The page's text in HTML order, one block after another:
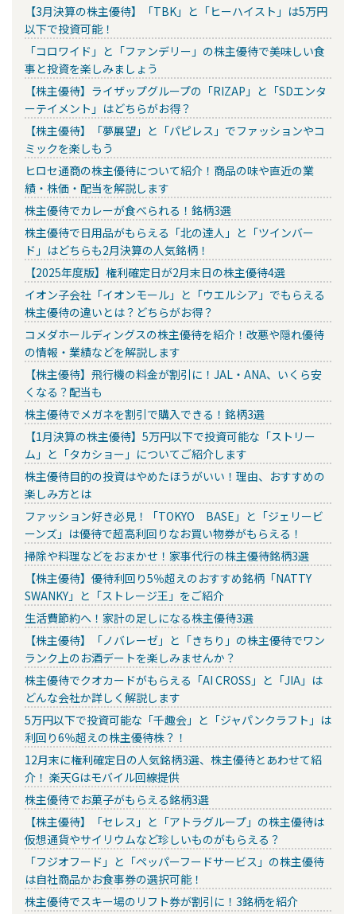
【3月決算の株主優待】「TBK」と「ヒーハイスト」は5万円
以下で投資可能！
「コロワイド」と「ファンデリー」の株主優待で美味しい食
事と投資を楽しみましょう
【株主優待】ライザップグループの「RIZAP」と「SDエンタ
ーテイメント」はどちらがお得？
【株主優待】「夢展望」と「パピレス」でファッションやコ
ミックを楽しもう
ヒロセ通商の株主優待について紹介！商品の味や直近の業
績・株価・配当を解説します
株主優待でカレーが食べられる！銘柄3選
株主優待で日用品がもらえる「北の達人」と「ツインバー
ド」はどちらも2月決算の人気銘柄！
【2025年度版】権利確定日が2月末日の株主優待4選
イオン子会社「イオンモール」と「ウエルシア」でもらえる
株主優待の違いとは？どちらがお得？
コメダホールディングスの株主優待を紹介！改悪や隠れ優待
の情報・業績などを解説します
【株主優待】飛行機の料金が割引に！JAL・ANA、いくら安
くなる？配当も
株主優待でメガネを割引で購入できる！銘柄3選
【1月決算の株主優待】5万円以下で投資可能な「ストリー
ム」と「タカショー」についてご紹介します
株主優待目的の投資はやめたほうがいい！理由、おすすめの
楽しみ方とは
ファッション好き必見！「TOKYO BASE」と「ジェリービ
ーンズ」は優待で超高利回りなお買い物券がもらえる！
掃除や料理などをおまかせ！家事代行の株主優待銘柄3選
【株主優待】優待利回り5％超えのおすすめ銘柄「NATTY
SWANKY」と「ストレージ王」をご紹介
生活費節約へ！家計の足しになる株主優待3選
【株主優待】「ノバレーゼ」と「きちり」の株主優待でワン
ランク上のお酒デートを楽しみませんか？
株主優待でクオカードがもらえる「AI CROSS」と「JIA」は
どんな会社か詳しく解説します
5万円以下で投資可能な「千趣会」と「ジャパンクラフト」は
利回り6％超えの株主優待株？！
12月末に権利確定日の人気銘柄3選、株主優待とあわせて紹
介！ 楽天Gはモバイル回線提供
株主優待でお菓子がもらえる銘柄3選
【株主優待】「セレス」と「アトラグループ」の株主優待は
仮想通貨やサイリウムなど珍しいものがもらえる？
「フジオフード」と「ペッパーフードサービス」の株主優待
は自社商品かお食事券の選択可能！
株主優待でスキー場のリフト券が割引に！3銘柄を紹介